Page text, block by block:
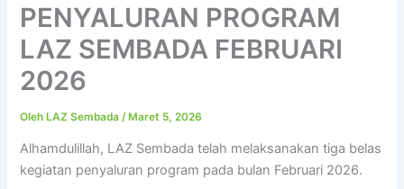
PENYALURAN PROGRAM
LAZ SEMBADA FEBRUARI
2026
OlehLAZ Sembada/Maret 5, 2026
Alhamdulillah, LAZ Sembada telah melaksanakan tiga belas
kegiatan penyaluran program pada bulan Februari 2026.